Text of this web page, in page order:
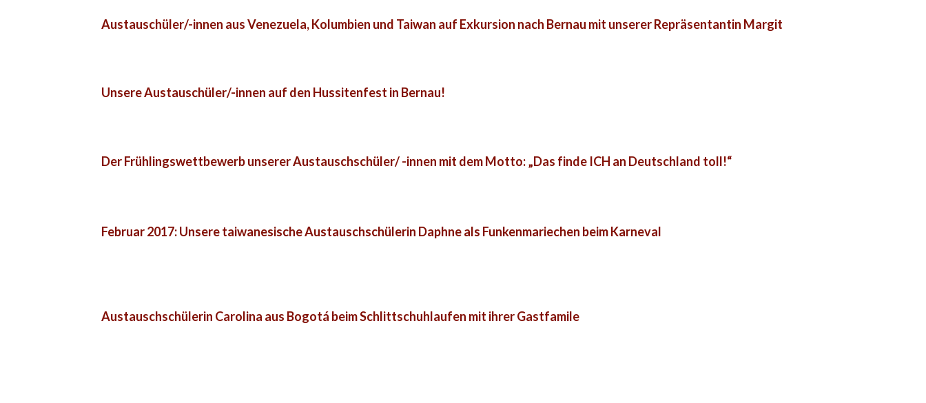
Austauschüler/-innen aus Venezuela, Kolumbien und Taiwan auf Exkursion nach Bernau mit unserer Repräsentantin Margit
Unsere Austauschüler/-innen auf den Hussitenfest in Bernau!
Der Frühlingswettbewerb unserer Austauschschüler/ -innen mit dem Motto: „Das finde ICH an Deutschland toll!“
Februar 2017: Unsere taiwanesische Austauschschülerin Daphne als Funkenmariechen beim Karneval
Austauschschülerin Carolina aus Bogotá beim Schlittschuhlaufen mit ihrer Gastfamile